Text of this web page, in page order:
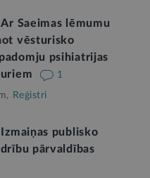
Ar Saeimas lēmumu
vēsturisko
psihiatrijas
1
Reģistri
Izmaiņas publisko
pārvaldības